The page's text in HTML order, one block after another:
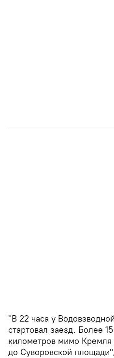
"В 22 часа у
стартовал заезд. Более
километров мимо
до Суворовской